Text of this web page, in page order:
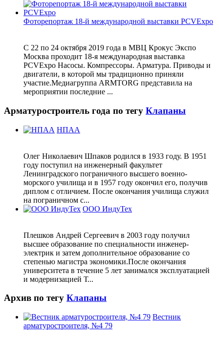
Фоторепортаж 18-й международной выставки PCVExpo
С 22 по 24 октября 2019 года в МВЦ Крокус Экспо
Москва проходит 18-я международная выставка
PCVExpo Насосы. Компрессоры. Арматура. Приводы и
двигатели, в которой мы традиционно приняли
участие.Медиагруппа ARMTORG представила на
мероприятии последние ...
Арматуростроитель года по тегу Клапаны
НПАА
Олег Николаевич Шпаков родился в 1933 году. В 1951
году поступил на инженерный факультет
Ленинградского пограничного высшего военно-
морского училища и в 1957 году окончил его, получив
диплом с отличием. После окончания училища служил
на пограничном с...
ООО ИндуТех
Плешков Андрей Сергеевич в 2003 году получил
высшее образование по специальности инженер-
электрик и затем дополнительное образование со
степенью магистра экономики.После окончания
университета в течение 5 лет занимался эксплуатацией
и модернизацией Т...
Архив по тегу Клапаны
Вестник
арматуростроителя, №4 79